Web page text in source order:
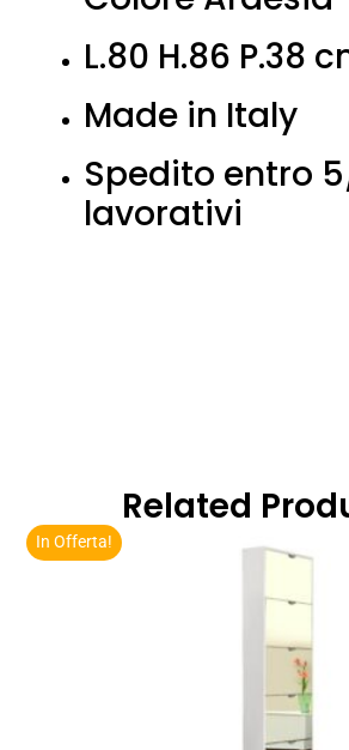
L.80 H.86 P.38
Made in Italy
Spedito entro
lavorativi
Related
In Offerta!